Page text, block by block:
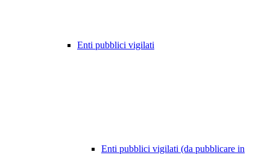
Enti pubblici vigilati
Enti pubblici vigilati (da pubblicare in